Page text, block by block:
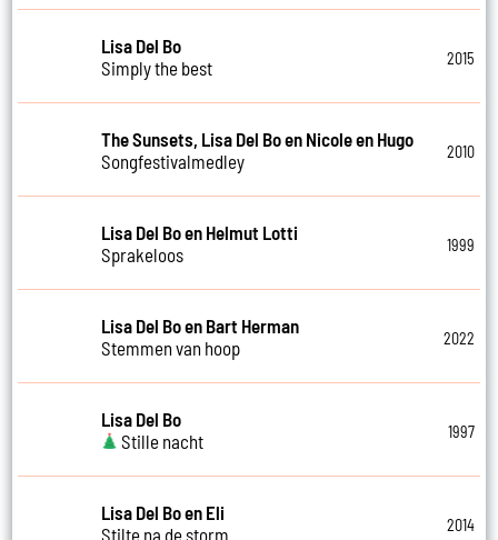
Lisa Del Bo
Simply the best
2015
The Sunsets, Lisa Del Bo en Nicole en Hugo
Songfestivalmedley
2010
Lisa Del Bo en Helmut Lotti
Sprakeloos
1999
Lisa Del Bo en Bart Herman
Stemmen van hoop
2022
Lisa Del Bo
Stille nacht
1997
Lisa Del Bo en Eli
Stilte na de storm
2014